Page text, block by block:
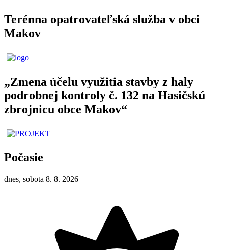
Terénna opatrovateľská služba v obci
Makov
„Zmena účelu využitia stavby z haly
podrobnej kontroly č. 132 na Hasičskú
zbrojnicu obce Makov“
Počasie
dnes, sobota 8. 8. 2026